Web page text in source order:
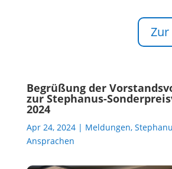
Begrüßung der
zur Stephanus-
2024
Apr 24, 2024| Meldungen,
Ansprachen